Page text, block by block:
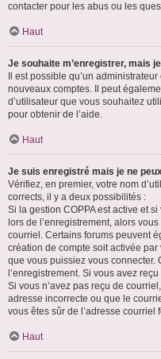
contacter pour les abus ou les
Haut
Je souhaite m’enregistrer, mais
Il est possible qu’un
nouveaux comptes. Il peut
d’utilisateur que vous souhaitez
pour obtenir de l’aide.
Haut
Je suis enregistré mais je ne
Vérifiez, en premier, votre nom
corrects, il y a deux possibilités :
Si la gestion COPPA est active et
lors de l’enregistrement, alors
courriel. Certains forums peuvent
création de compte soit activée
que vous puissiez vous connecter.
l’enregistrement. Si vous avez
Si vous n’avez pas reçu de
adresse incorrecte ou que le
vous êtes sûr de l’adresse
Haut